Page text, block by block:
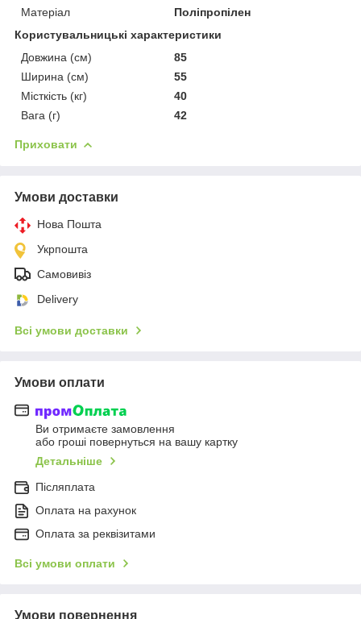
Матеріал
Поліпропілен
Користувальницькі характеристики
Довжина (см)
85
Ширина (см)
55
Місткість (кг)
40
Вага (г)
42
Приховати
Умови доставки
Нова Пошта
Укрпошта
Самовивіз
Delivery
Всі умови доставки
Умови оплати
Ви отримаєте замовлення
або гроші повернуться на вашу картку
Детальніше
Післяплата
Оплата на рахунок
Оплата за реквізитами
Всі умови оплати
Умови повернення